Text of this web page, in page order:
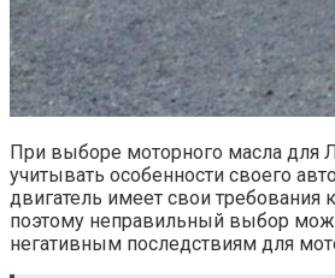
При выборе моторного масла для
учитывать особенности своего
двигатель имеет свои требования
поэтому неправильный выбор
негативным последствиям для